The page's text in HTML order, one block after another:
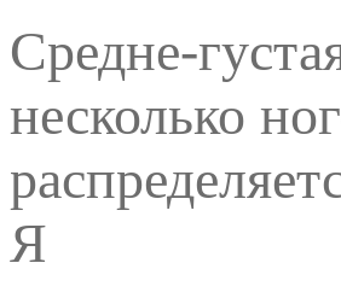
Средне-
несколько
Я